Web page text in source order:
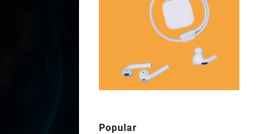
Popular